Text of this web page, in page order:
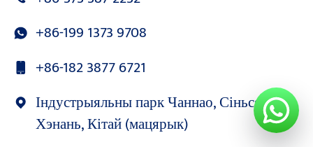
+86-199 1373 9708
+86-182 3877 6721
Індустрыяльны парк Чаннао, Сіньсян,
Хэнань, Кітай (мацярык)